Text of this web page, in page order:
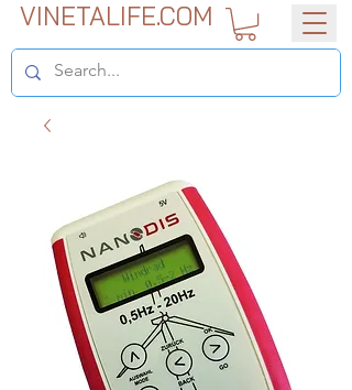
VINETALIFE.COM